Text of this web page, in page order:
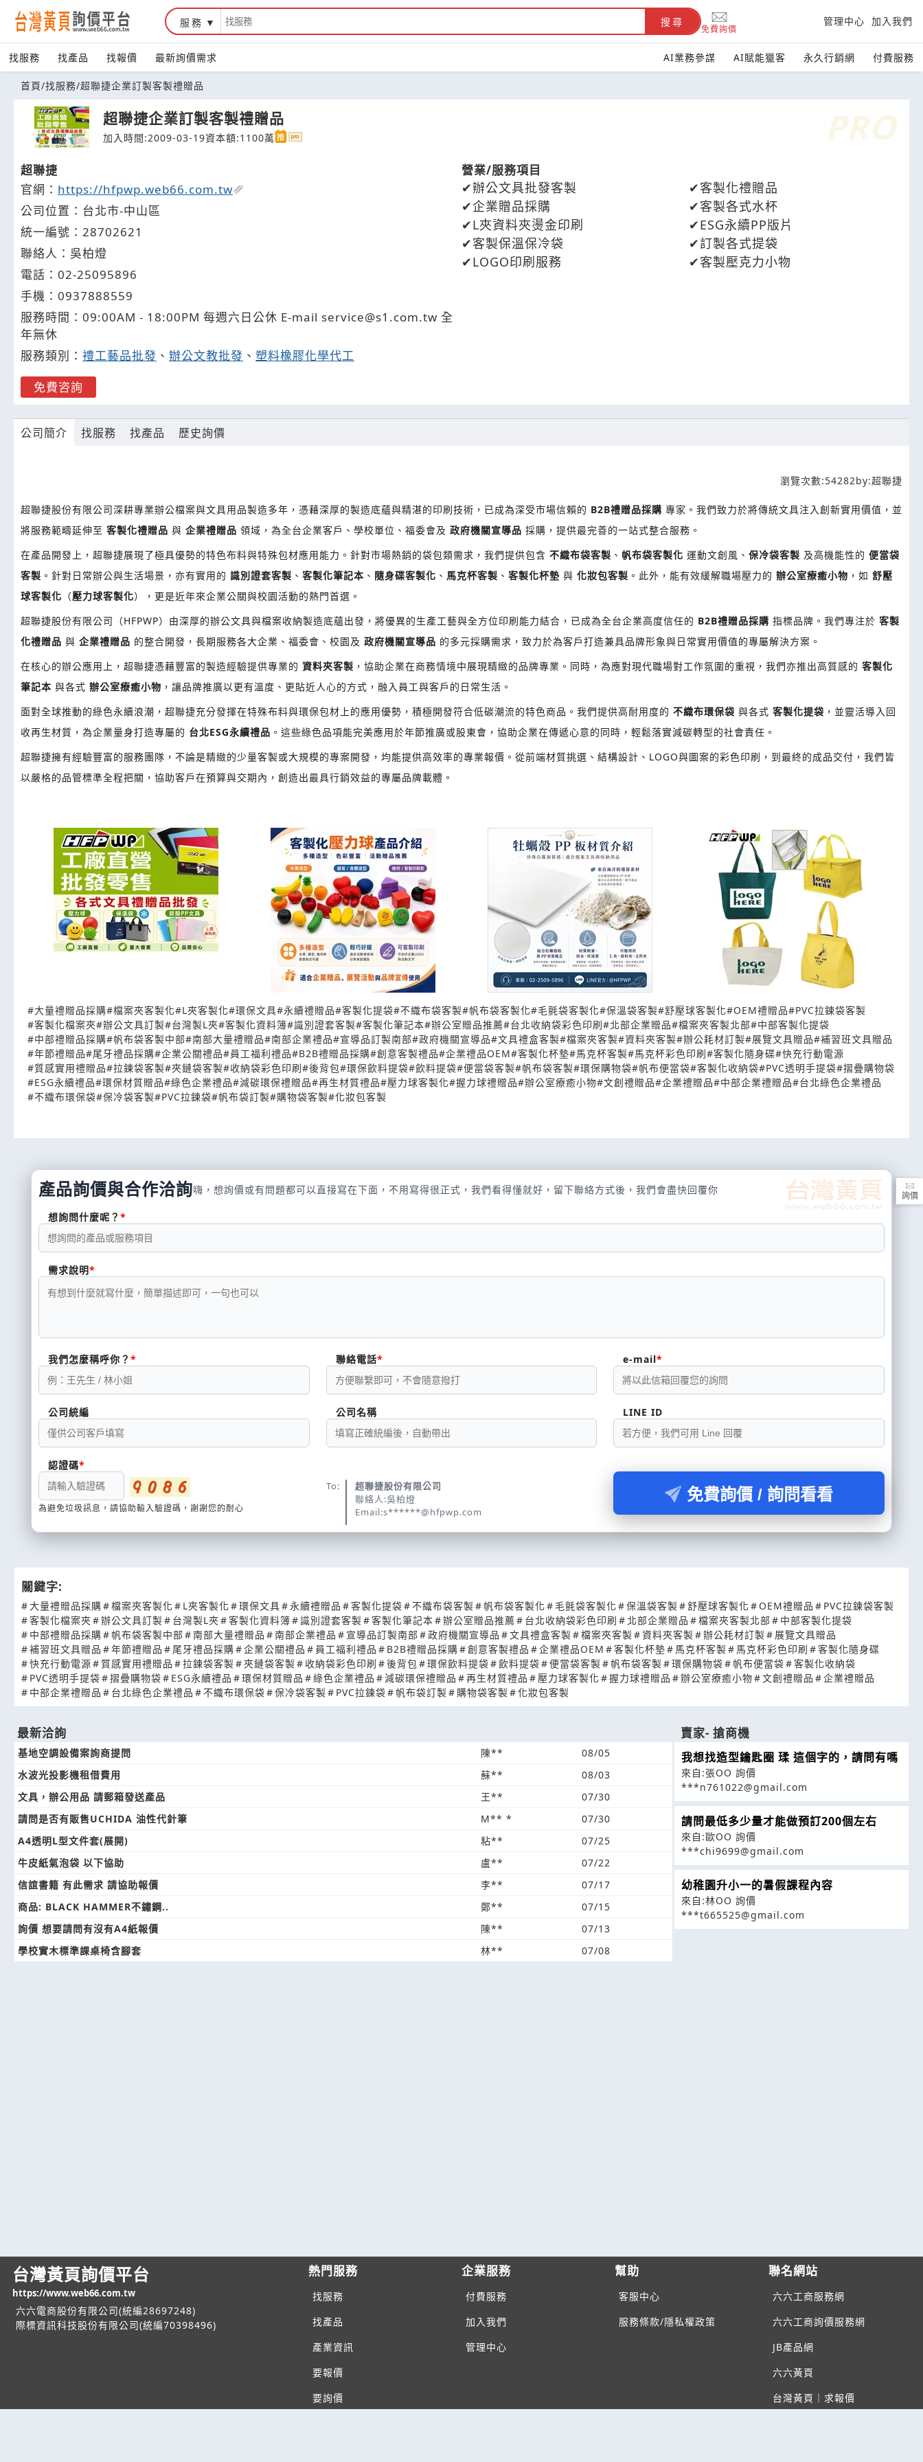
台灣黃頁詢價平台
服務 搜尋
免費詢價
管理中心 加入我們
找服務 找產品 找報價 最新詢價需求 AI業務參謀 AI賦能獵客 永久行銷網 付費服務
首頁/找服務/超聯捷企業訂製客製禮贈品
超聯捷企業訂製客製禮贈品
加入時間:2009-03-19資本額:1100萬
超聯捷
官網： https://hfpwp.web66.com.tw
公司位置：台北市-中山區
統一編號：28702621
聯絡人：吳柏燈
電話： 02-25095896
手機： 0937888559
服務時間：09:00AM - 18:00PM 每週六日公休 E-mail service@s1.com.tw 全
年無休
服務類別： 禮工藝品批發 、 辦公文教批發 、 塑料橡膠化學代工
免費咨詢
營業/服務項目
辦公文具批發客製
客製化禮贈品
企業贈品採購
客製各式水杯
L夾資料夾燙金印刷
ESG永續PP版片
客製保溫保冷袋
訂製各式提袋
LOGO印刷服務
客製壓克力小物
公司簡介 找服務 找產品 歷史詢價
瀏覽次數:54282by:超聯捷
超聯捷股份有限公司深耕專業辦公檔案與文具用品製造多年，憑藉深厚的製造底蘊與精湛的印刷技術，已成為深受市場信賴的 B2B禮贈品採購 專家。我們致力於將傳統文具注入創新實用價值，並
將服務範疇延伸至 客製化禮贈品 與 企業禮贈品 領域，為全台企業客戶、學校單位、福委會及 政府機關宣導品 採購，提供最完善的一站式整合服務。
在產品開發上，超聯捷展現了極具優勢的特色布料與特殊包材應用能力。針對市場熱銷的袋包類需求，我們提供包含 不織布袋客製 、 帆布袋客製化 運動文創風、 保冷袋客製 及高機能性的 便當袋
客製 。針對日常辦公與生活場景，亦有實用的 識別證套客製 、 客製化筆記本 、 隨身碟客製化 、 馬克杯客製 、 客製化杯墊 與 化妝包客製 。此外，能有效緩解職場壓力的 辦公室療癒小物 ，如 舒壓
球客製化 （壓力球客製化），更是近年來企業公關與校園活動的熱門首選。
超聯捷股份有限公司（HFPWP）由深厚的辦公文具與檔案收納製造底蘊出發，將優異的生產工藝與全方位印刷能力結合，已成為全台企業高度信任的 B2B禮贈品採購 指標品牌。我們專注於 客製
化禮贈品 與 企業禮贈品 的整合開發，長期服務各大企業、福委會、校園及 政府機關宣導品 的多元採購需求，致力於為客戶打造兼具品牌形象與日常實用價值的專屬解決方案。
在核心的辦公應用上，超聯捷憑藉豐富的製造經驗提供專業的 資料夾客製 ，協助企業在商務情境中展現精緻的品牌專業。同時，為應對現代職場對工作氛圍的重視，我們亦推出高質感的 客製化
筆記本 與各式 辦公室療癒小物 ，讓品牌推廣以更有溫度、更貼近人心的方式，融入員工與客戶的日常生活。
面對全球推動的綠色永續浪潮，超聯捷充分發揮在特殊布料與環保包材上的應用優勢，積極開發符合低碳潮流的特色商品。我們提供高耐用度的 不織布環保袋 與各式 客製化提袋 ，並靈活導入回
收再生材質，為企業量身打造專屬的 台北ESG永續禮品 。這些綠色品項能完美應用於年節推廣或股東會，協助企業在傳遞心意的同時，輕鬆落實減碳轉型的社會責任。
超聯捷擁有經驗豐富的服務團隊，不論是精緻的少量客製或大規模的專案開發，均能提供高效率的專業報價。從前端材質挑選、結構設計、LOGO與圖案的彩色印刷，到最終的成品交付，我們皆
以嚴格的品管標準全程把關，協助客戶在預算與交期內，創造出最具行銷效益的專屬品牌載體。
#大量禮贈品採購#檔案夾客製化#L夾客製化#環保文具#永續禮贈品#客製化提袋#不織布袋客製#帆布袋客製化#毛氈袋客製化#保溫袋客製#舒壓球客製化#OEM禮贈品#PVC拉鍊袋客製
#客製化檔案夾#辦公文具訂製#台灣製L夾#客製化資料簿#識別證套客製#客製化筆記本#辦公室贈品推薦#台北收納袋彩色印刷#北部企業贈品#檔案夾客製北部#中部客製化提袋
#中部禮贈品採購#帆布袋客製中部#南部大量禮贈品#南部企業禮品#宣導品訂製南部#政府機關宣導品#文具禮盒客製#檔案夾客製#資料夾客製#辦公耗材訂製#展覽文具贈品#補習班文具贈品
#年節禮贈品#尾牙禮品採購#企業公關禮品#員工福利禮品#B2B禮贈品採購#創意客製禮品#企業禮品OEM#客製化杯墊#馬克杯客製#馬克杯彩色印刷#客製化隨身碟#快充行動電源
#質感實用禮贈品#拉鍊袋客製#夾鏈袋客製#收納袋彩色印刷#後背包#環保飲料提袋#飲料提袋#便當袋客製#帆布袋客製#環保購物袋#帆布便當袋#客製化收納袋#PVC透明手提袋#摺疊購物袋
#ESG永續禮品#環保材質贈品#綠色企業禮品#減碳環保禮贈品#再生材質禮品#壓力球客製化#握力球禮贈品#辦公室療癒小物#文創禮贈品#企業禮贈品#中部企業禮贈品#台北綠色企業禮品
#不織布環保袋#保冷袋客製#PVC拉鍊袋#帆布袋訂製#購物袋客製#化妝包客製
產品詢價與合作洽詢嗨，想詢價或有問題都可以直接寫在下面，不用寫得很正式，我們看得懂就好，留下聯絡方式後，我們會盡快回覆你
想詢問什麼呢？
需求說明
我們怎麼稱呼你？ 聯絡電話 e-mail
公司統編 公司名稱 LINE ID
認證碼
為避免垃圾訊息，請協助輸入驗證碼，謝謝您的耐心
To:
超聯捷股份有限公司
聯絡人:吳柏燈
Email:s******@hfpwp.com
免費詢價 / 詢問看看
關鍵字:
#大量禮贈品採購#檔案夾客製化# L夾客製化#環保文具#永續禮贈品 #客製化提袋#不織布袋客製# 帆布袋客製化# 毛氈袋客製化#保溫袋客製#舒壓球客製化# OEM禮贈品 # PVC拉鍊袋客製
#客製化檔案夾#辦公文具訂製# 台灣製L夾#客製化資料簿#識別證套客製#客製化筆記本#辦公室贈品推薦# 台北收納袋彩色印刷 # 北部企業贈品 #檔案夾客製北部 # 中部客製化提袋
# 中部禮贈品採購# 帆布袋客製中部 #南部大量禮贈品 #南部企業禮品 # 宣導品訂製南部 #政府機關宣導品 #文具禮盒客製#檔案夾客製#資料夾客製#辦公耗材訂製# 展覽文具贈品
#補習班文具贈品 #年節禮贈品 # 尾牙禮品採購#企業公關禮品 # 員工福利禮品 # B2B禮贈品採購#創意客製禮品 #企業禮品OEM #客製化杯墊# 馬克杯客製# 馬克杯彩色印刷 #客製化隨身碟
#快充行動電源#質感實用禮贈品 #拉鍊袋客製#夾鏈袋客製# 收納袋彩色印刷 #後背包#環保飲料提袋#飲料提袋#便當袋客製# 帆布袋客製#環保購物袋# 帆布便當袋#客製化收納袋
# PVC透明手提袋#摺疊購物袋# ESG永續禮品 #環保材質贈品 #綠色企業禮品 #減碳環保禮贈品 #再生材質禮品 # 壓力球客製化#握力球禮贈品 #辦公室療癒小物#文創禮贈品 #企業禮贈品
# 中部企業禮贈品 # 台北綠色企業禮品 #不織布環保袋#保冷袋客製# PVC拉鍊袋# 帆布袋訂製# 購物袋客製#化妝包客製
最新洽詢
基地空調設備案詢商提問 陳**
08/05
水波光投影機租借費用
蘇**
08/03
文具，辦公用品 請郵箱發送產品
王**
07/30
請問是否有販售UCHIDA 油性代針筆
M** *
07/30
A4透明L型文件套(展開)
粘**
07/25
牛皮紙氣泡袋 以下協助
盧**
07/22
信誼書籍 有此需求 請協助報價
李**
07/17
商品: BLACK HAMMER不鏽鋼..
鄭**
07/15
詢價 想要請問有沒有A4紙報價
陳**
07/13
學校實木標準課桌椅含腳套
林** 07/08
賣家- 搶商機
我想找造型鑰匙圈 瑈 這個字的，請問有嗎
來自:張OO 詢價
***n761022@gmail.com
請問最低多少量才能做預訂200個左右
來自:歐OO 詢價
***chi9699@gmail.com
幼稚園升小一的暑假課程內容
來自:林OO 詢價
***t665525@gmail.com
台灣黃頁詢價平台
https://www.web66.com.tw
六六電商股份有限公司(統編28697248)
際標資訊科技股份有限公司(統編70398496)
熱門服務
找服務
找產品
產業資訊
要報價
要詢價
企業服務
付費服務
加入我們
管理中心
幫助
客服中心
服務條款/隱私權政策
聯名網站
六六工商服務網
六六工商詢價服務網
JB產品網
六六黃頁
台灣黃頁｜求報價
詢價